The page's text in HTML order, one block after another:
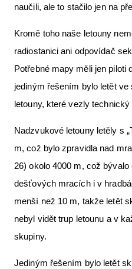
naučili, ale to stačilo jen na
Kromě toho naše letouny
radiostanici ani odpovídač
Potřebné mapy měli jen piloti
jediným řešením bylo letět
letouny, které vezly
Nadzvukové letouny letěly s
m, což bylo zpravidla nad
26) okolo 4000 m, což
dešťových mracích i v
menší než 10 m, takže letět
nebyl vidět trup letounu a v
skupiny.
Jediným řešením bylo letět